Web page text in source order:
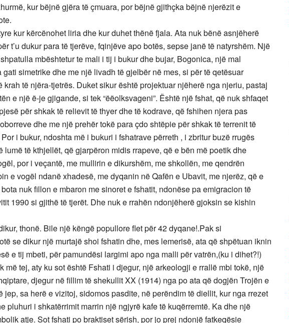
kur bëjnë gjëra të çmuara, por bëjnë gjithçka bëjnë njerëzit e
kur kërcënohet liria dhe kur duhet thënë fjala. Ata nuk bënë asnjëherë
t’u dukur para të tjerëve, fqinjëve apo botës, sepse janë të natyrshëm. Një
mbështetur te mali i tij i bukur dhe bujar, Bogonica, një mal
gati simetrike dhe me një livadh të gjelbër në mes, si për të qetësuar
krah të njëra-tjetrës. Duket sikur është projektuar njëherë nga njeriu, pastaj
e një ë-je gjigande, si tek “ëëolksvageni”. Është një fshat, që nuk shfaqet
për shkak të relievit të thyer dhe të kodrave, që fshihen njera pas
dhe me një prehër tokë para çdo shtëpie për shkak të terrenit të
i bukur, ndoshta më i bukuri i fshatrave përreth , i zbritur buzë rrugës
lumë të kthjellët, që gjarpëron midis rrapeve, që e bën më poetik dhe
por i veçantë, me mullirin e dikurshëm, me shkollën, me qendrën
e vogël ndanë xhadesë, me dyqanin në Qafën e Ubavit, me njerëz, që e
nuk fillon e mbaron me sinoret e fshatit, ndonëse pa emigracion të
1990 si gjithë të tjerët. Dhe nuk e rrahën ndonjëherë gjoksin se kishin
thonë. Bile një këngë popullore flet për 42 dyqane!.Pak si
se dikur një murtajë shoi fshatin dhe, mes lemerisë, ata që shpëtuan iknin
e tij mbeti, për pamundësi largimi apo nga malli për vatrën,(ku i dihet?!)
më tej, aty ku sot është Fshati i djegur, një arkeologji e rrallë mbi tokë, një
djegur në fillim të shekullit XX (1914) nga po ata që dogjën Trojën e
jep, sa herë e vizitoj, sidomos pasdite, në perëndim të diellit, kur nga rrezet
pluhuri i shkatërrimit marrin një ngjyrë kafe të kuqërremtë. Ka dhe një
atje. Sot fshati po braktiset sërish, por jo prej ndonjë fatkeqësie